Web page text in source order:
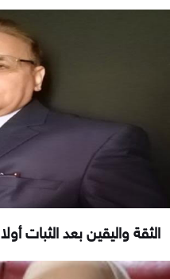
الثقة واليقين بعد الثبات أولا